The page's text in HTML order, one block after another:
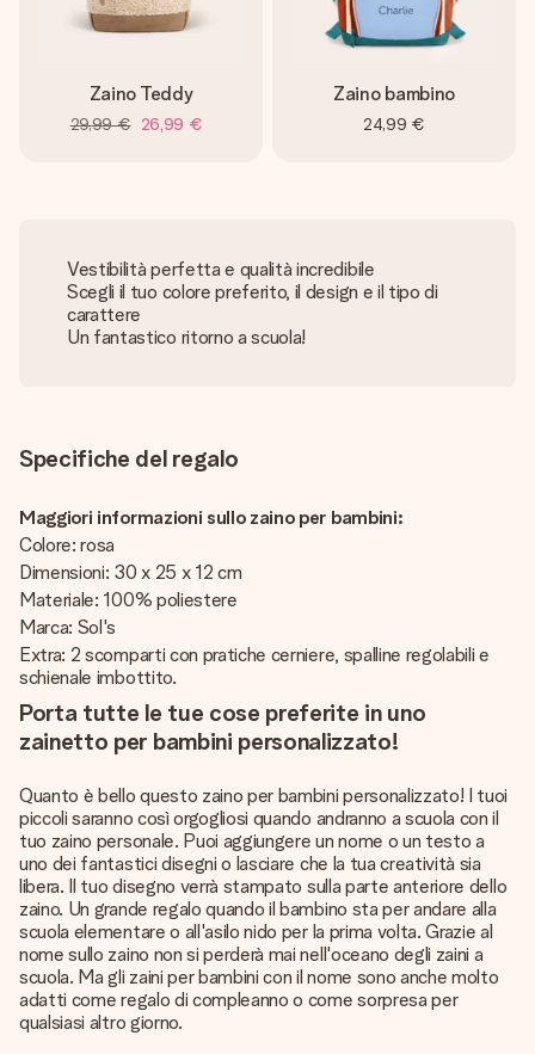
Zaino Teddy
29,99 € 26,99 €
Zaino bambino
24,99 €
Vestibilità perfetta e qualità incredibile
Scegli il tuo colore preferito, il design e il tipo di
carattere
Un fantastico ritorno a scuola!
Specifiche del regalo
Maggiori informazioni sullo zaino per bambini:
Colore: rosa
Dimensioni: 30 x 25 x 12 cm
Materiale: 100% poliestere
Marca: Sol's
Extra: 2 scomparti con pratiche cerniere, spalline regolabili e
schienale imbottito.
Porta tutte le tue cose preferite in uno
zainetto per bambini personalizzato!
Quanto è bello questo zaino per bambini personalizzato! I tuoi
piccoli saranno così orgogliosi quando andranno a scuola con il
tuo zaino personale. Puoi aggiungere un nome o un testo a
uno dei fantastici disegni o lasciare che la tua creatività sia
libera. Il tuo disegno verrà stampato sulla parte anteriore dello
zaino. Un grande regalo quando il bambino sta per andare alla
scuola elementare o all'asilo nido per la prima volta. Grazie al
nome sullo zaino non si perderà mai nell'oceano degli zaini a
scuola. Ma gli zaini per bambini con il nome sono anche molto
adatti come regalo di compleanno o come sorpresa per
qualsiasi altro giorno.